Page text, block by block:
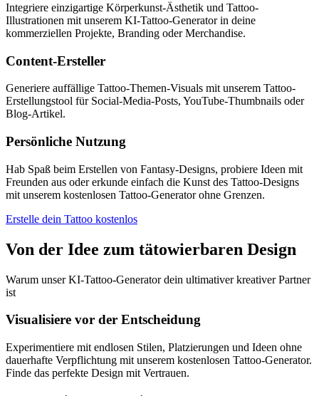
Integriere einzigartige Körperkunst-Ästhetik und Tattoo-
Illustrationen mit unserem KI-Tattoo-Generator in deine
kommerziellen Projekte, Branding oder Merchandise.
Content-Ersteller
Generiere auffällige Tattoo-Themen-Visuals mit unserem Tattoo-
Erstellungstool für Social-Media-Posts, YouTube-Thumbnails oder
Blog-Artikel.
Persönliche Nutzung
Hab Spaß beim Erstellen von Fantasy-Designs, probiere Ideen mit
Freunden aus oder erkunde einfach die Kunst des Tattoo-Designs
mit unserem kostenlosen Tattoo-Generator ohne Grenzen.
Erstelle dein Tattoo kostenlos
Von der Idee zum tätowierbaren Design
Warum unser KI-Tattoo-Generator dein ultimativer kreativer Partner
ist
Visualisiere vor der Entscheidung
Experimentiere mit endlosen Stilen, Platzierungen und Ideen ohne
dauerhafte Verpflichtung mit unserem kostenlosen Tattoo-Generator.
Finde das perfekte Design mit Vertrauen.